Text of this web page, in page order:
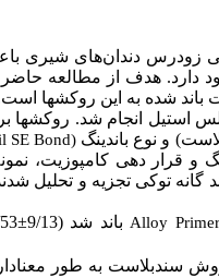
زودرس دندان‌های شیری
دارد. هدف از مطالعه
باند شده به این روکشها
آزمایشگاهی روی120 روکش استنلس استیل
و نوع باندینگ (
SE Bond
و قرار دهی کامپوزیت،
Alloy باند شد (9/13 ±
37/53)
سندبلاست به طور